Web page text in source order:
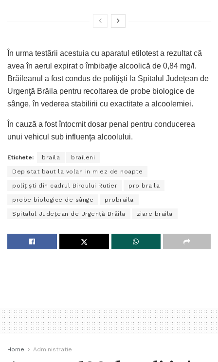
În urma testării acestuia cu aparatul etilotest a rezultat că
avea în aerul expirat o îmbibaţie alcoolică de 0,84 mg/l.
Brăileanul a fost condus de poliţişti la Spitalul Judeţean de
Urgenţă Brăila pentru recoltarea de probe biologice de
sânge, în vederea stabilirii cu exactitate a alcoolemiei.
În cauză a fost întocmit dosar penal pentru conducerea
unui vehicul sub influenţa alcoolului.
Etichete: braila braileni
Depistat baut la volan in miez de noapte
poliţişti din cadrul Biroului Rutier pro braila
probe biologice de sânge probraila
Spitalul Judeţean de Urgenţă Brăila ziare braila
Home Administratie